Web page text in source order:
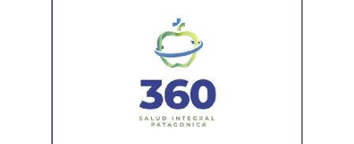
En la misma jornada, el equipo también rescató un
ejemplar de macá plateado, una especie característica de
la Patagonia. El ave fue trasladada para su evaluación y
permanece en rehabilitación, donde recibe los cuidados